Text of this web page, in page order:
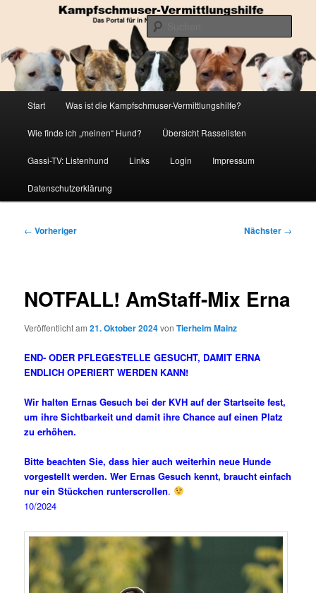
springenKampfschmuser-Vermittlungshilfe
Die Datenbank für in Not geratene Listenhunde
Start Was ist die Kampfschmuser-Vermittlungshilfe?
Wie finde ich „meinen“ Hund? Übersicht Rasselisten
Gassi-TV: Listenhund Links Login Impressum
Datenschutzerklärung
Beitragsnavigation
← Vorheriger Nächster →
NOTFALL! AmStaff-Mix Erna
Veröffentlicht am21. Oktober 2024vonTierheim Mainz
END- ODER PFLEGESTELLE GESUCHT, DAMIT ERNA
ENDLICH OPERIERT WERDEN KANN!
Wir halten Ernas Gesuch bei der KVH auf der Startseite fest,
um ihre Sichtbarkeit und damit ihre Chance auf einen Platz
zu erhöhen.
Bitte beachten Sie, dass hier auch weiterhin neue Hunde
vorgestellt werden. Wer Ernas Gesuch kennt, braucht einfach
nur ein Stückchen runterscrollen.
10/2024